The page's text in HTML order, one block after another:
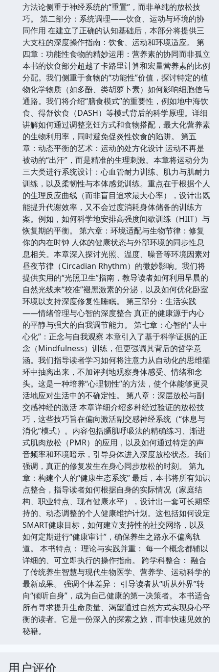
方法论侧重于神经系统的“重置”，而非单纯的放松技
巧。 第二部分：系统调理——饮食、运动与环境的协
同作用 在建立了正确的认知基础后，本部分将提供三
大支柱的深度操作指南：饮食、运动和环境适应。 第
四章：功能性食物的精妙运用：营养素的协同而非孤立
本书的饮食部分超越了卡路里计算和宏量营养素的比例
分配。我们侧重于食物的“功能性”价值，探讨特定的植
物化学物质（如多酚、类胡萝卜素）如何影响细胞信号
通路。我们将介绍“膳食模式”的重要性，例如地中海饮
食、得舒饮食（DASH）等模式背后的科学原理。详细
讲解如何通过调整烹饪方式和食物搭配，最大化营养素
的生物利用率，同时避免促炎性饮食的陷阱。 第五
章：动态平衡的艺术：运动的处方化设计 运动不再是
被动的“出汗”，而是精准的生理刺激。本章将运动分为
三大类进行系统设计：心血管耐力训练、肌力与肌耐力
训练，以及柔韧性与本体感觉训练。重点在于根据个人
的生理反应曲线（而非盲目追求最大心率），设计出既
能提升代谢效率，又不会过度消耗身体储备的训练方
案。例如，如何科学地安排高强度间歇训练（HIIT）与
恢复期的平衡。 第六章：环境适配与生物节律：修复
你的内在时钟 人体的健康状态与外部环境的同步性息
息相关。本章深入探讨光照、温度、噪音等环境因素对
昼夜节律（Circadian Rhythm）的微妙影响。我们将
提供实用的“光照卫生”指南，教导读者如何利用早晨的
自然光线来“校准”褪黑激素的分泌，以及如何优化卧室
环境以支持深度修复性睡眠。 第三部分：生活实践
——情绪管理与心智的深度整合 真正的健康源于内心
的平静与强大的自我调节能力。 第七章：心智的“去中
心化”：正念与自我观察 本章引入了基于科学证据的正
念（Mindfulness）训练，但更强调其背后的哲学意
涵。我们指导读者学习如何将注意力从自动化的思维循
环中抽离出来，不加评判地观察身体感受、情绪和念
头。这是一种培养“心理韧性”的方法，使个体能够更灵
活地应对生活中的不确定性。 第八章：深层放松与副
交感神经的激活 本章详细介绍多种经过验证的放松技
巧，这些技巧旨在偏向激活副交感神经系统（“休息与
消化”模式）。内容包括膈肌呼吸法的精确练习、渐进
式肌肉放松（PMR）的应用，以及如何通过特定的声
音频率和环境暗示，引导身体进入深度放松状态。我们
强调，真正的修复发生在身心同步放松的时刻。 第九
章：构建个人的“健康生态系统” 最后，本书将所有知识
点整合，指导读者如何根据自身的实际情况（家庭结
构、职业特点、现有健康水平），设计出一套可长期坚
持的、动态调整的个人健康维护计划。这包括如何设定
SMART健康目标，如何建立支持性的社交网络，以及
如何定期进行“健康审计”，确保养生之路永不偏离轨
道。 本书特点： 理论与实践并重： 每一个概念都辅以
详细的、可立即执行的操作指南。 跨学科整合： 融合
了传统养生智慧与现代生物医学、营养学、运动科学的
最新成果。 强调个体差异： 引导读者从“听从外界”转
向“倾听自身”，成为自己健康的第一决策者。 本书适合
所有寻求提升生命质量、渴望通过自然方式实现身心平
衡的读者。它是一份深入的探索之旅，而非快速见效的
秘籍。
用户评价